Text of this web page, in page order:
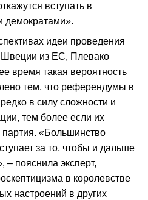
вступать в
демократами».
идеи проведения
из ЕС, Плевако
время такая вероятность
тем, что референдумы в
в силу сложности и
тем более если их
«Большинство
за то, чтобы и дальше
– пояснила эксперт,
в королевстве
настроений в других